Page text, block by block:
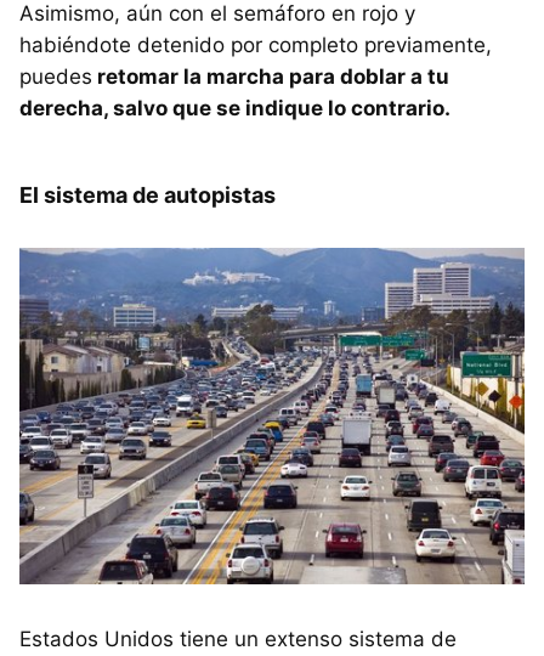
Asimismo, aún con el semáforo en rojo y
habiéndote detenido por completo previamente,
puedes retomar la marcha para doblar a tu
derecha, salvo que se indique lo contrario.
El sistema de autopistas
Estados Unidos tiene un extenso sistema de